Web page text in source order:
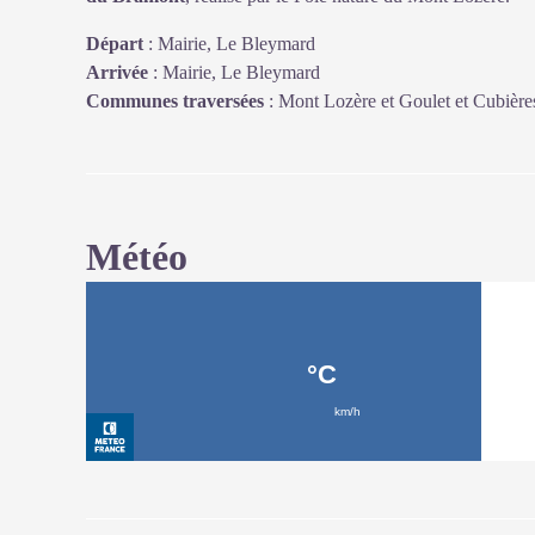
Départ : Mairie, Le Bleymard
Arrivée : Mairie, Le Bleymard
Communes traversées : Mont Lozère et Goulet et
Météo